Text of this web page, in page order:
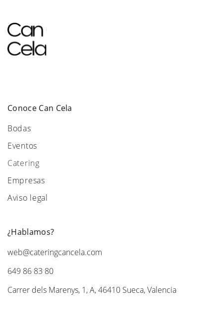
Conoce Can Cela
Bodas
Eventos
Catering
Empresas
Aviso legal
¿Hablamos?
web@cateringcancela.com
649 86 83 80
Carrer dels Marenys, 1, A, 46410 Sueca, Valencia